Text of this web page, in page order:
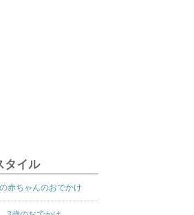
タイル
赤ちゃんのおでかけ